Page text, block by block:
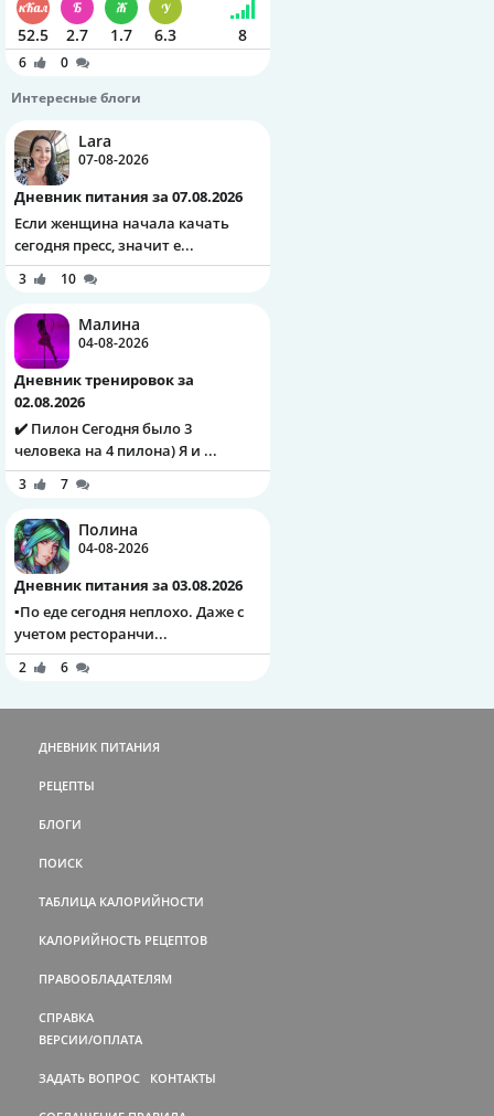
52.5 2.7 1.7 6.3 8
6
0
Интересные блоги
Lara
07-08-2026
Дневник питания за 07.08.2026
Если женщина начала качать
сегодня пресс, значит е...
3 10
Малина
04-08-2026
Дневник тренировок за
02.08.2026
✔️ Пилон Сегодня было 3
человека на 4 пилона) Я и ...
3 7
Полина
04-08-2026
Дневник питания за 03.08.2026
▪️По еде сегодня неплохо. Даже с
учетом ресторанчи...
2 6
ДНЕВНИК ПИТАНИЯ
РЕЦЕПТЫ
БЛОГИ
ПОИСК
ТАБЛИЦА КАЛОРИЙНОСТИ
КАЛОРИЙНОСТЬ РЕЦЕПТОВ
ПРАВООБЛАДАТЕЛЯМ
СПРАВКА
ВЕРСИИ/ОПЛАТА
ЗАДАТЬ ВОПРОС КОНТАКТЫ